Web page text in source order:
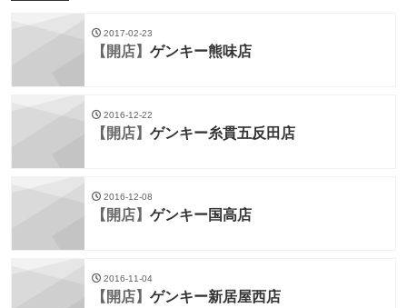
2017-02-23
【開店】 ゲンキー熊味店
2016-12-22
【開店】 ゲンキー糸貫五反田店
2016-12-08
【開店】 ゲンキー国高店
2016-11-04
【開店】 ゲンキー新居屋西店